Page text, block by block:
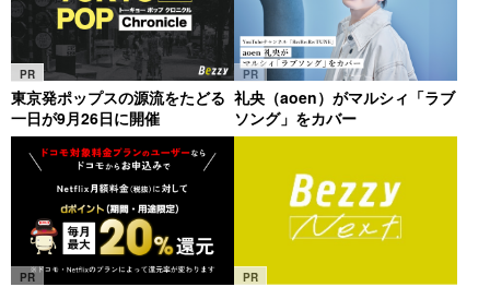
PR
東京発ポップスの源流をたどる
一日が9月26日に開催
PR
礼央（aoen）がマルシィ「ラブ
ソング」をカバー
PR PR